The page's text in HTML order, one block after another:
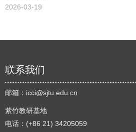
2026-03-19
联系我们
邮箱： icci@sjtu.edu.cn
紫竹教研基地
电话：(+86 21) 34205059